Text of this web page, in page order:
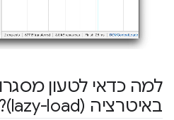
באיטרציה (lazy-load)?